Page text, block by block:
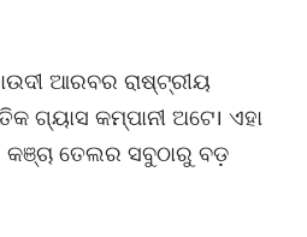
ଆରବର ରାଷ୍ଟ୍ରୀୟ
ଗ୍ୟାସ କମ୍ପାନୀ ଅଟେ। ଏହା
କଞ୍ଚା ତେଲର ସବୁଠାରୁ ବଡ଼